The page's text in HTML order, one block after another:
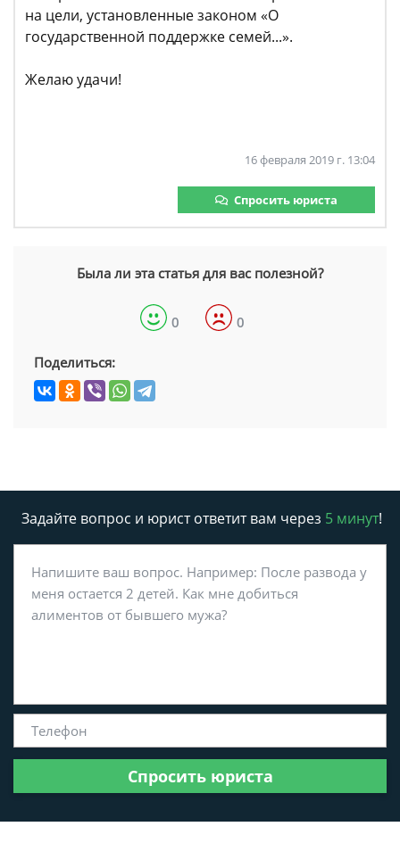
на цели, установленные законом «О
государственной поддержке семей...».
Желаю удачи!
16 февраля 2019 г. 13:04
Спросить юриста
Была ли эта статья для вас полезной?
0 0
Поделиться:
Задайте вопрос и юрист ответит вам через 5 минут!
Спросить юриста